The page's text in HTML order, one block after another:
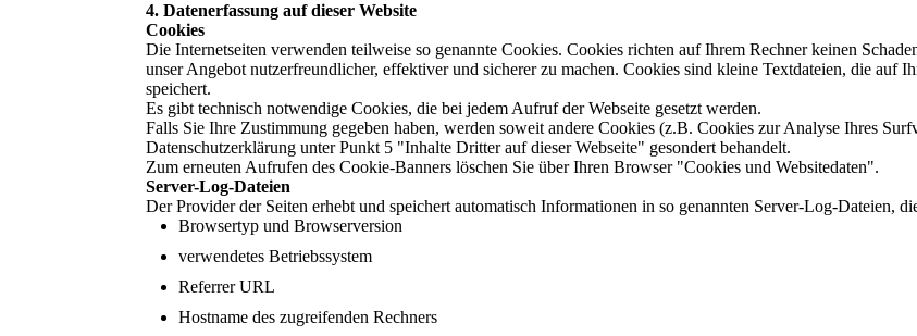
4. Datenerfassung auf dieser Website
Cookies
Die Internetseiten verwenden teilweise so genannte Cookies. Cookies richten auf Ihrem Rechner keinen
unser Angebot nutzerfreundlicher, effektiver und sicherer zu machen. Cookies sind kleine Textdateien, die auf
speichert.
Es gibt technisch notwendige Cookies, die bei jedem Aufruf der Webseite gesetzt werden.
Falls Sie Ihre Zustimmung gegeben haben, werden soweit andere Cookies (z.B. Cookies zur Analyse Ihres
Datenschutzerklärung unter Punkt 5 "Inhalte Dritter auf dieser Webseite" gesondert behandelt.
Zum erneuten Aufrufen des Cookie-Banners löschen Sie über Ihren Browser "Cookies und Websitedaten".
Server-Log-Dateien
Der Provider der Seiten erhebt und speichert automatisch Informationen in so genannten Server-Log-Dateien,
Browsertyp und Browserversion
verwendetes Betriebssystem
Referrer URL
Hostname des zugreifenden Rechners